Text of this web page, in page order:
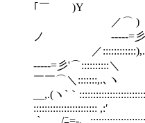
｢￣ )Y
／⌒ )
ノ ----‐=彡(::::
／::::::::::::),.､
----‐=彡'⌒::::::::::＼
￣￣⌒＼:::::::,.
__,.(ヽ`｀
｀ /ﾆ=-、